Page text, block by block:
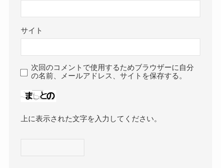
サイト
次回のコメントで使用するためブラウザーに自分
の名前、メールアドレス、サイトを保存する。
上に表示された文字を入力してください。